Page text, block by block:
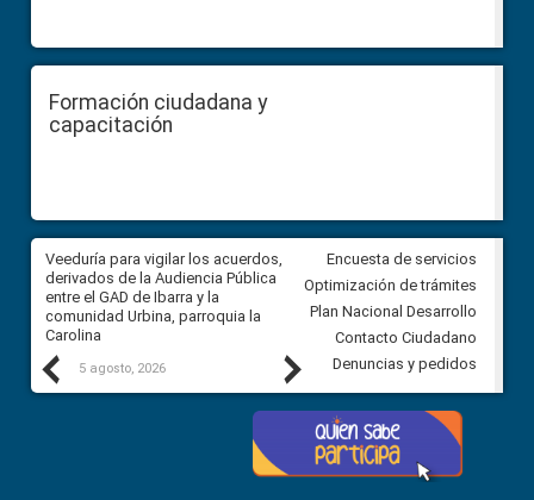
Formación ciudadana y
capacitación
Previous
Veeduría para vigilar los acuerdos,
derivados de la Audiencia Pública
entre el GAD de Ibarra y la
comunidad Urbina, parroquia la
Carolina
5 agosto, 2026
CPCCS convoca a Veeduría
Ciudadana para vigilar el
5 agosto, 2026
Next
Encuesta de servicios
Optimización de trámites
Plan Nacional Desarrollo
Contacto Ciudadano
Denuncias y pedidos